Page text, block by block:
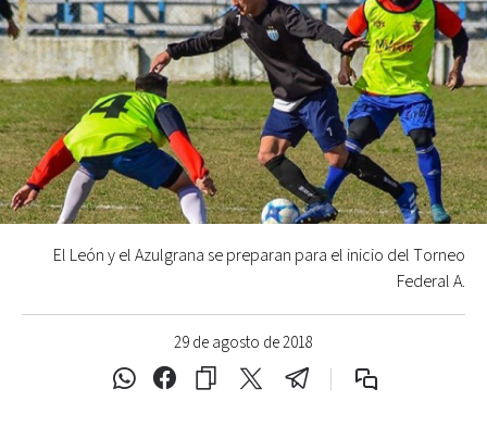
29 de agosto de 2018
El León y el Azulgrana se preparan para el inicio del Torneo
Federal A.